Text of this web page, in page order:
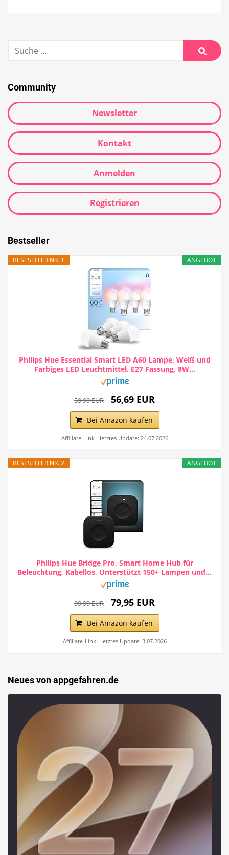
Community
Newsletter
Kontakt
Anmelden
Registrieren
Bestseller
ANGEBOT
BESTSELLER NR. 1
Philips Hue Essential Smart LED A60 Lampe, Weiß und
Farbiges LED Leuchtmittel, E27 Fassung, 8W...
59,99 EUR 56,69 EUR
Bei Amazon kaufen
Affiliate-Link - letztes Update: 24.07.2026
ANGEBOT
BESTSELLER NR. 2
Philips Hue Bridge Pro, Smart Home Hub für
Beleuchtung, Kabellos, Unterstützt 150+ Lampen und...
99,99 EUR 79,95 EUR
Bei Amazon kaufen
Affiliate-Link - letztes Update: 3.07.2026
Neues von appgefahren.de